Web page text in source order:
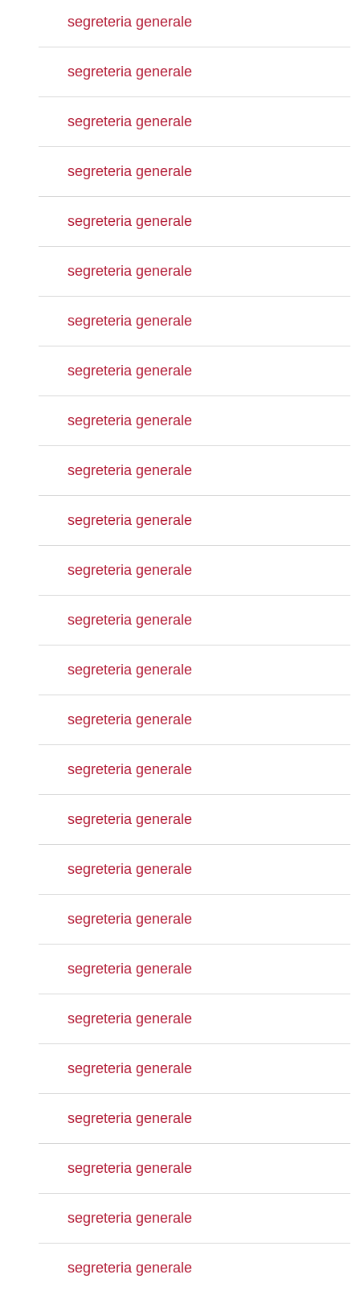
segreteria generale
segreteria generale
segreteria generale
segreteria generale
segreteria generale
segreteria generale
segreteria generale
segreteria generale
segreteria generale
segreteria generale
segreteria generale
segreteria generale
segreteria generale
segreteria generale
segreteria generale
segreteria generale
segreteria generale
segreteria generale
segreteria generale
segreteria generale
segreteria generale
segreteria generale
segreteria generale
segreteria generale
segreteria generale
segreteria generale